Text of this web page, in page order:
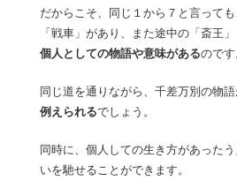
だからこそ、同じ１から７と言って
「戦車」があり、また途中の「斎王
個人としての物語や意味があるので
同じ道を通りながら、千差万別の物
例えられるでしょう。
同時に、個人しての生き方があった
いを馳せることができます。